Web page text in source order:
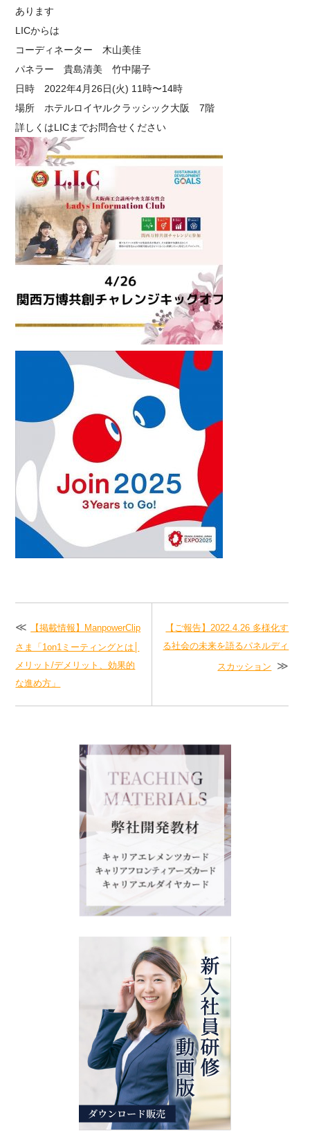
あります
LICからは
コーディネーター 木山美佳
パネラー 貴島清美 竹中陽子
日時 2022年4月26日(火) 11時〜14時
場所 ホテルロイヤルクラッシック大阪 7階
詳しくはLICまでお問合せください
【掲載情報】ManpowerClip
さま「1on1ミーティングとは│
メリット/デメリット、効果的
な進め方」
【ご報告】2022.4.26 多様化す
る社会の未来を語るパネルディ
スカッション